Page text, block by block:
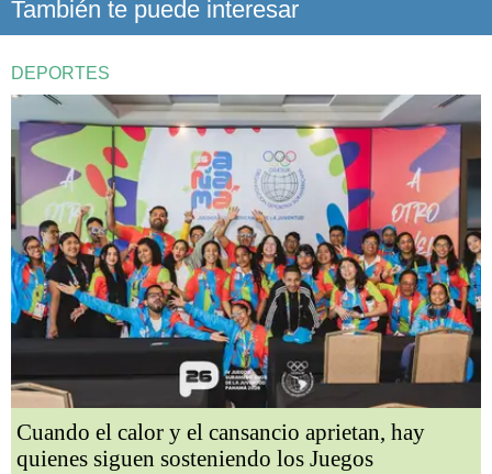
También te puede interesar
DEPORTES
Cuando el calor y el cansancio aprietan, hay
quienes siguen sosteniendo los Juegos